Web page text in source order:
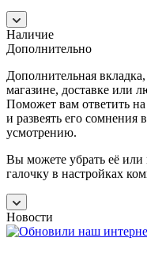
Наличие
Дополнительно
Дополнительная
магазине, доставке или
Поможет вам ответить
и развеять его сомнения
усмотрению.
Вы можете убрать её или
галочку в настройках
Новости